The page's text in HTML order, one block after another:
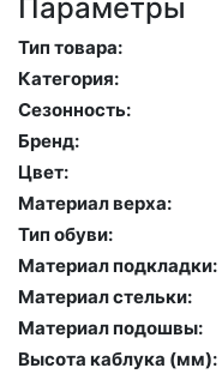
Параметры
Тип товара:
Категория:
Сезонность:
Бренд:
Цвет:
Материал верха:
Тип обуви:
Материал подкладки:
Материал стельки:
Материал подошвы:
Высота каблука (мм):